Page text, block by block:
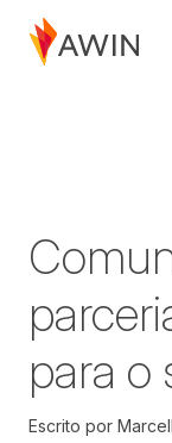
para o
Escrito por